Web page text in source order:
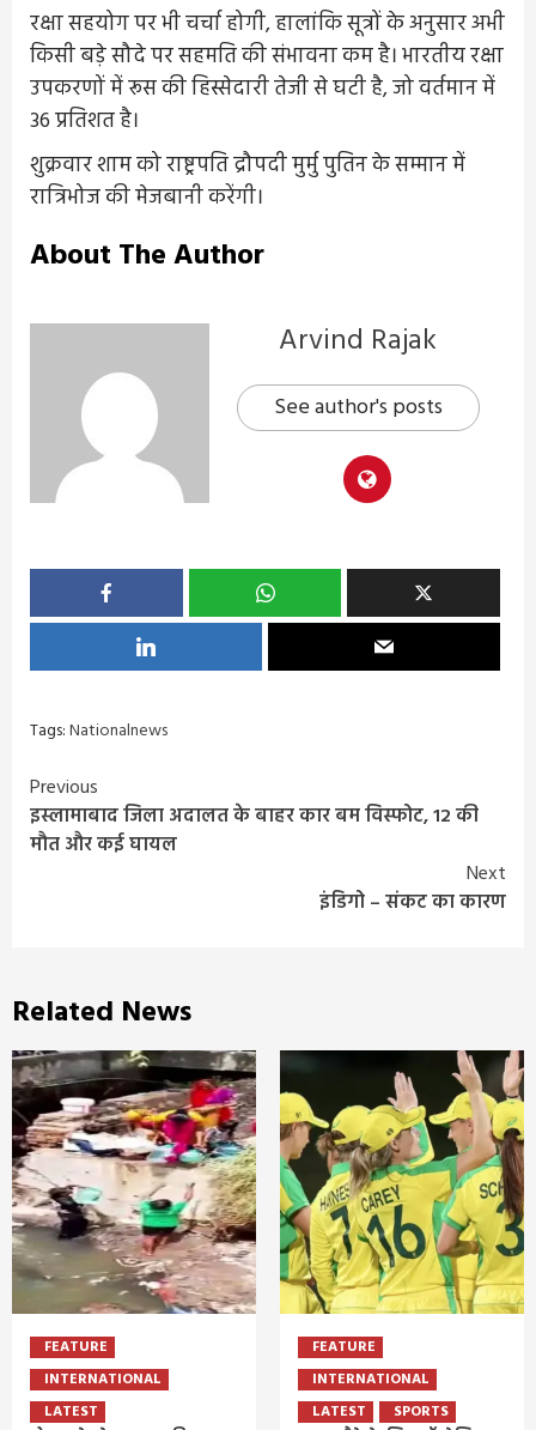
रक्षा सहयोग पर भी चर्चा होगी, हालांकि सूत्रों के अनुसार अभी
किसी बड़े सौदे पर सहमति की संभावना कम है। भारतीय रक्षा
उपकरणों में रूस की हिस्सेदारी तेजी से घटी है, जो वर्तमान में
36 प्रतिशत है।
शुक्रवार शाम को राष्ट्रपति द्रौपदी मुर्मु पुतिन के सम्मान में
रात्रिभोज की मेजबानी करेंगी।
About The Author
Arvind Rajak
See author's posts
Tags:Nationalnews
Continue
Reading
Previous
इस्लामाबाद जिला अदालत के बाहर कार बम विस्फोट, 12 की
मौत और कई घायल
Next
इंडिगो – संकट का कारण
Related News
FEATURE
INTERNATIONAL
LATEST
FEATURE
INTERNATIONAL
LATEST
SPORTS